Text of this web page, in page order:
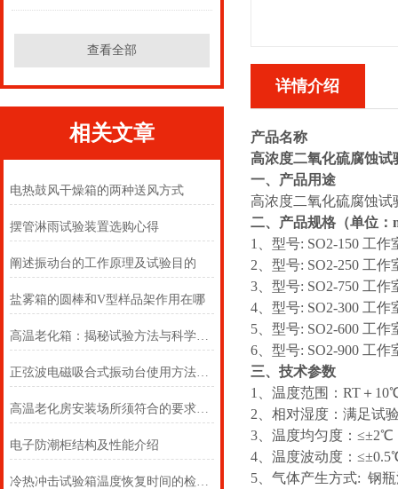
查看全部
相关文章
电热鼓风干燥箱的两种送风方式
摆管淋雨试验装置选购心得
阐述振动台的工作原理及试验目的
盐雾箱的圆棒和V型样品架作用在哪
高温老化箱：揭秘试验方法与科学原理
正弦波电磁吸合式振动台使用方法介绍
高温老化房安装场所须符合的要求有哪些？
电子防潮柜结构及性能介绍
冷热冲击试验箱温度恢复时间的检验步骤
详情介绍
产品名称
高浓度二氧化硫腐蚀试
一、产品用途
高浓度二氧化硫腐蚀
二、产品规格（单位：
1、型号: SO2-150 工
2、型号: SO2-250 工
3、型号: SO2-750 工作
4、型号: SO2-300 工
5、型号: SO2-600 工
6、型号: SO2-900 工作
三、技术参数
1、温度范围：RT＋
2、相对湿度：满足试
3、温度均匀度：≤±2℃
4、温度波动度：
5、气体产生方式: 钢